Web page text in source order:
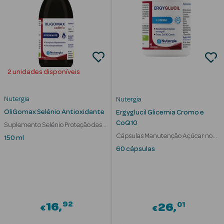
Solares de
Corpo
Protetores
Solares Infantis
After Sun
Bronzeadores
2 unidades disponíveis
Nutergia
OliGomax Selénio Antioxidante
Suplemento Selénio Proteção das
Células
150 ml
€16 92
Nutergia
Ergyglucil Glicemia Cromo e
CoQ10
Cápsulas Manutenção Açúcar no
Sangue
60 cápsulas
€26 01